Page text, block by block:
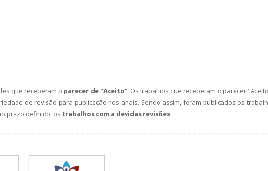
que receberam o parecer de "Aceito". Os trabalhos que receberam o parecer
de revisão para publicação nos anais. Sendo assim, foram publicados os
prazo definido, os trabalhos com a devidas revisões.